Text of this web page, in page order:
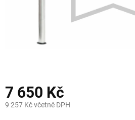
7 650 Kč
9 257 Kč včetně DPH